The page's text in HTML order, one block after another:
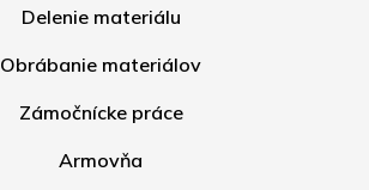
Delenie materiálu
Obrábanie materiálov
Zámočnícke práce
Armovňa